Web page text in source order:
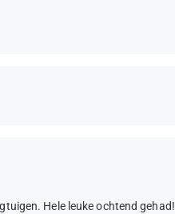
Hele leuke ochtend gehad!